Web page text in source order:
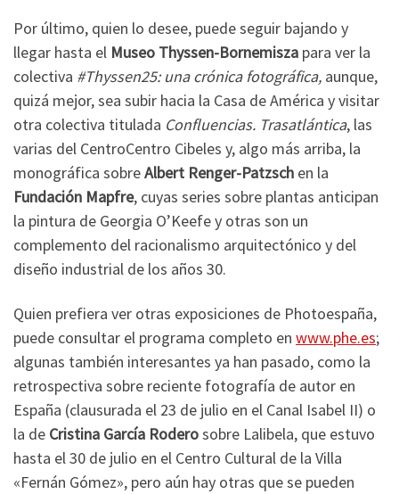
Por último, quien lo desee, puede seguir bajando y
llegar hasta el Museo Thyssen-Bornemisza para ver la
colectiva #Thyssen25: una crónica fotográfica, aunque,
quizá mejor, sea subir hacia la Casa de América y visitar
otra colectiva titulada Confluencias. Trasatlántica, las
varias del CentroCentro Cibeles y, algo más arriba, la
monográfica sobreAlbert Renger-Patzsch en la
Fundación Mapfre, cuyas series sobre plantas anticipan
la pintura de Georgia O’Keefe y otras son un
complemento del racionalismo arquitectónico y del
diseño industrial de los años 30.
Quien prefiera ver otras exposiciones de Photoespaña,
puede consultar el programa completo en www.phe.es;
algunas también interesantes ya han pasado, como la
retrospectiva sobre reciente fotografía de autor en
España (clausurada el 23 de julio en el Canal Isabel II) o
la de Cristina García Roderosobre Lalibela, que estuvo
hasta el 30 de julio en el Centro Cultural de la Villa
«Fernán Gómez», pero aún hay otras que se pueden